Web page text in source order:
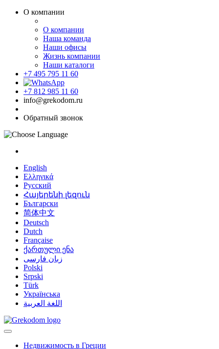
О компании
О компании
Наша команда
Наши офисы
Жизнь компании
Наши каталоги
+7 495 795 11 60
+7 812 985 11 60
info@grekodom.ru
Обратный звонок
English
Ελληνικά
Русский
Հայերենի լեզուն
Български
简体中文
Deutsch
Dutch
Française
ქართული ენა
زبان فارسی
Polski
Srpski
Türk
Українська
اللغة العربية
Недвижимость в Греции